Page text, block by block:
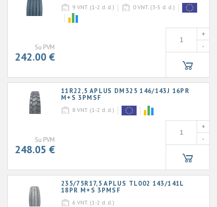
9 VNT. (1-2 d. d.) 0 VNT. (3-5 d. d.)
Su PVM
242.00 €
+
-
11R22,5 APLUS DM325 146/143J 16PR
M+S 3PMSF
8 VNT. (1-2 d. d.)
Su PVM
248.05 €
+
-
235/75R17,5 APLUS TL002 143/141L
18PR M+S 3PMSF
6 VNT. (1-2 d. d.)